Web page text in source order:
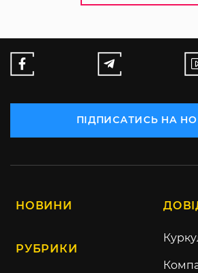
ПІДПИСАТИСЬ НА
НОВИНИ
РУБРИКИ